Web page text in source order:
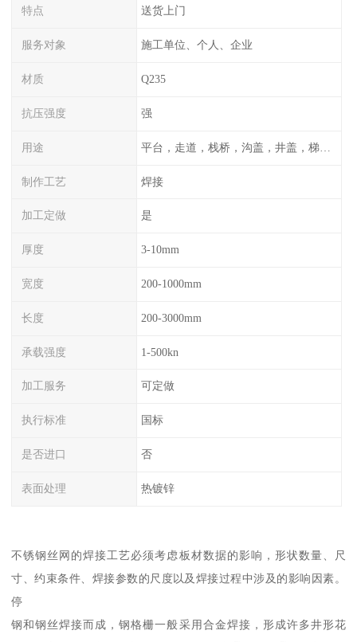
特点 送货上门
服务对象 施工单位、个人、企业
材质 Q235
抗压强度 强
用途 平台，走道，栈桥，沟盖，井盖，梯子，围栏等
制作工艺 焊接
加工定做 是
厚度 3-10mm
宽度 200-1000mm
长度 200-3000mm
承载强度 1-500kn
加工服务 可定做
执行标准 国标
是否进口 否
表面处理 热镀锌
不锈钢丝网的焊接工艺必须考虑板材数据的影响，形状数量、尺
寸、约束条件、焊接参数的尺度以及焊接过程中涉及的影响因素。
停
钢和钢丝焊接而成，钢格栅一般采用合金焊接，形成许多井形花